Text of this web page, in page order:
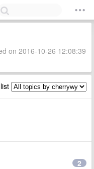
on 2016-10-26 12:08:39
2